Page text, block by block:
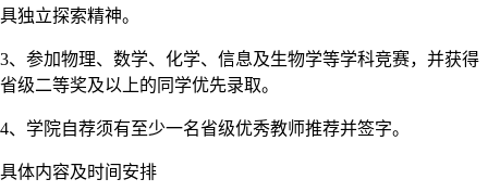
具独立探索精神。
3、参加物理、数学、化学、信息及生物学等学科竞赛，并获得
省级二等奖及以上的同学优先录取。
4、学院自荐须有至少一名省级优秀教师推荐并签字。
具体内容及时间安排